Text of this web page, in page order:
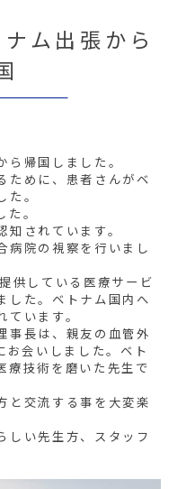
ム出張から
帰国しました。
ために、患者さんがベ
。
。
されています。
病院の視察を行いまし
供している医療サービ
した。ベトナム国内へ
います。
事長は、親友の血管外
会いしました。ベト
療技術を磨いた先生で
と交流する事を大変楽
しい先生方、スタッフ